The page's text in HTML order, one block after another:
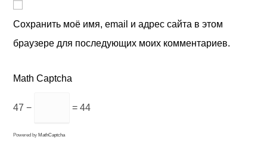
Сохранить моё имя, email и адрес сайта в этом
браузере для последующих моих комментариев.
Math Captcha
47 − = 44
Powered by MathCaptcha